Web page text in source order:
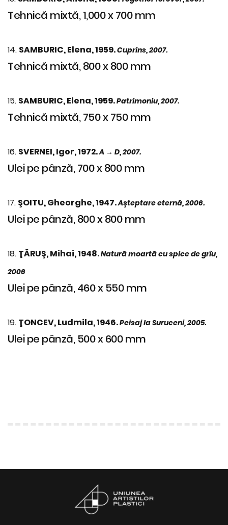
Tehnică mixtă, 1,000 x 700 mm
14. SAMBURIC, Elena, 1959.Cuprins, 2007.
Tehnică mixtă, 800 x 800 mm
15. SAMBURIC, Elena, 1959.Patrimoniu, 2007.
Tehnică mixtă, 750 x 750 mm
16. SVERNEI, Igor, 1972.A → D, 2007.
Ulei pe pânză, 700 x 800 mm
17. ŞOITU, Gheorghe, 1947.Aşteptare eternă, 2006.
Ulei pe pânză, 800 x 800 mm
18. ŢĂRUŞ, Mihai, 1948.Natură moartă cu spice de grîu,
2006
Ulei pe pânză, 460 x 550 mm
19. ŢONCEV, Ludmila, 1946.Peisaj la Suruceni, 2005.
Ulei pe pânză, 500 x 600 mm